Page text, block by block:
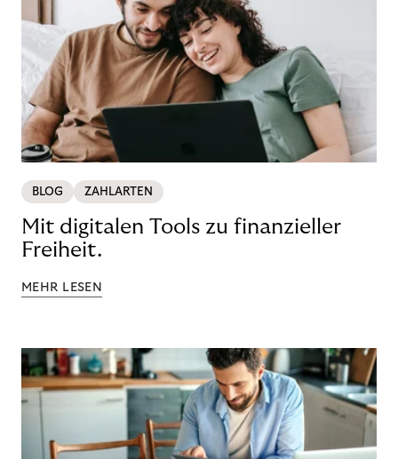
BLOG ZAHLARTEN
Mit digitalen Tools zu finanzieller
Freiheit.
MEHR LESEN